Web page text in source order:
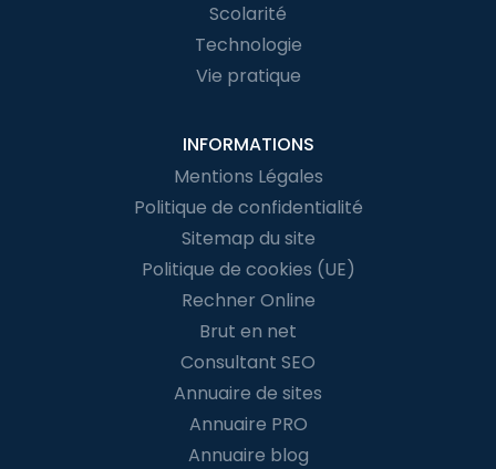
Scolarité
Technologie
Vie pratique
INFORMATIONS
Mentions Légales
Politique de confidentialité
Sitemap du site
Politique de cookies (UE)
Rechner Online
Brut en net
Consultant SEO
Annuaire de sites
Annuaire PRO
Annuaire blog